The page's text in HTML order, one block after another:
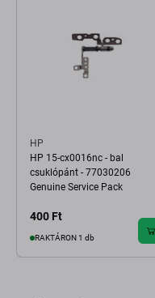
HP
HP 15-cx0016nc - bal
csuklópánt - 77030206
Genuine Service Pack
400 Ft
RAKTÁRON 1 db